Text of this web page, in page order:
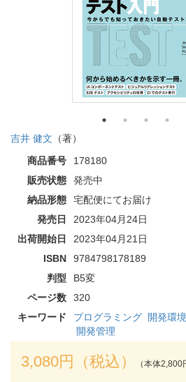
吉井 健文 （著）
商品番号
178180
販売状態
発売中
納品形態
宅配便にてお届け
発売日
2023年04月24日
出荷開始日
2023年04月21日
ISBN
9784798178189
判型
B5変
ページ数
320
キーワード
プログラミング 開発環境
開発管理
3,080円（税込） （本体2,800